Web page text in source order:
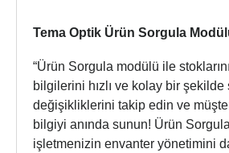
Tema Optik Ürün Sorgula
“Ürün Sorgula modülü ile
bilgilerini hızlı ve kolay bir şekilde
değişikliklerini takip edin ve
bilgiyi anında sunun! Ürün
işletmenizin envanter yönetimini